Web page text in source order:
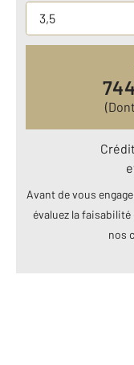
(Dont
Avant de vous
évaluez la
nos